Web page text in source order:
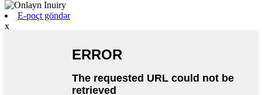
E-poçt göndər
x